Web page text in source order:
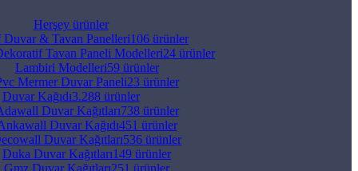
Herşey ürünler
& Tavan Panelleri106 ürünler
Tavan Paneli Modelleri24 ürünler
Lambiri Modelleri59 ürünler
Mermer Duvar Paneli23 ürünler
Duvar Kağıdı3.288 ürünler
Duvar Kağıtları738 ürünler
Duvar Kağıdı451 ürünler
Duvar Kağıtları536 ürünler
Duka Duvar Kağıtları149 ürünler
Gmz Duvar Kağıtları251 ürünler